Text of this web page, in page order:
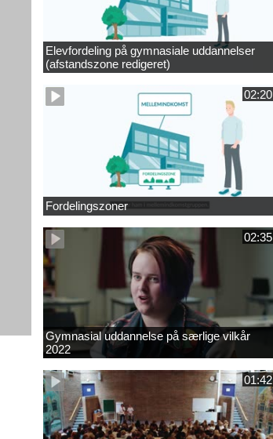
Elevfordeling på gymnasiale uddannelser
(afstandszone redigeret)
02:20
Fordelingszoner
02:35
Gymnasial uddannelse på særlige vilkår
2022
01:42